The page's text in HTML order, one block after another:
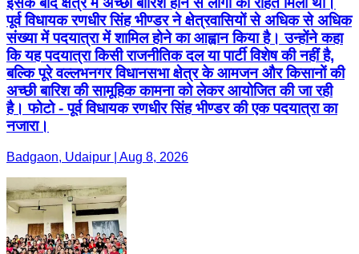
पूर्व विधायक रणधीर सिंह भीण्डर ने क्षेत्रवासियों से अधिक से अधिक
संख्या में पदयात्रा में शामिल होने का आह्वान किया है। उन्होंने कहा
कि यह पदयात्रा किसी राजनीतिक दल या पार्टी विशेष की नहीं है,
बल्कि पूरे वल्लभनगर विधानसभा क्षेत्र के आमजन और किसानों की
अच्छी बारिश की सामूहिक कामना को लेकर आयोजित की जा रही
है। फोटो - पूर्व विधायक रणधीर सिंह भीण्डर की एक पदयात्रा का
नजारा।
Badgaon, Udaipur | Aug 8, 2026